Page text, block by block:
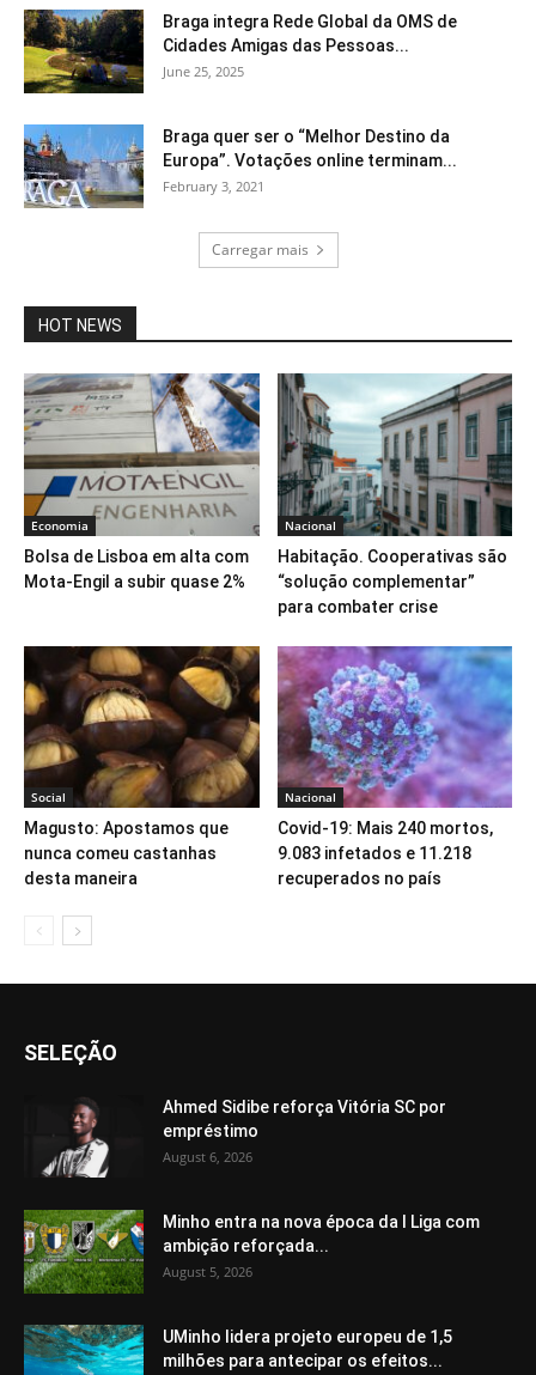
Braga integra Rede Global da OMS de
Cidades Amigas das Pessoas...
June 25, 2025
Braga quer ser o “Melhor Destino da
Europa”. Votações online terminam...
February 3, 2021
Carregar mais
HOT NEWS
Economia
Bolsa de Lisboa em alta com
Mota-Engil a subir quase 2%
Nacional
Habitação. Cooperativas são
“solução complementar”
para combater crise
Social
Magusto: Apostamos que
nunca comeu castanhas
desta maneira
Nacional
Covid-19: Mais 240 mortos,
9.083 infetados e 11.218
recuperados no país
SELEÇÃO
Ahmed Sidibe reforça Vitória SC por
empréstimo
August 6, 2026
Minho entra na nova época da I Liga com
ambição reforçada...
August 5, 2026
UMinho lidera projeto europeu de 1,5
milhões para antecipar os efeitos...